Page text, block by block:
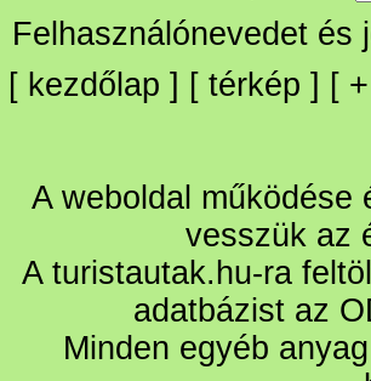
Felhasználónevedet
[ kezdőlap ] [ térkép ] [ +
A weboldal működése
vesszük az
A turistautak.hu-ra
adatbázist az
Minden egyéb